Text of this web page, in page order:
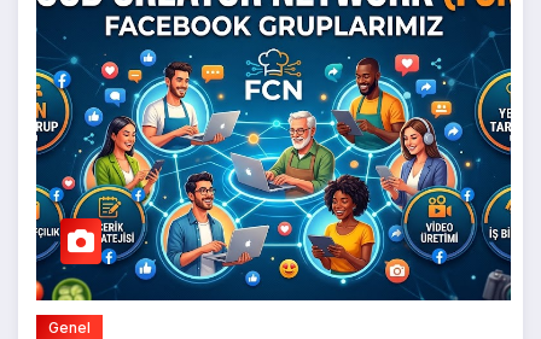
Genel